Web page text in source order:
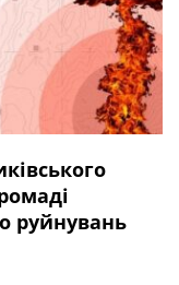
руйнувань